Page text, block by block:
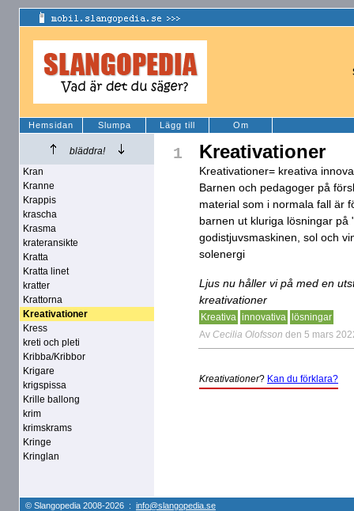
Hemsidan Slumpa Lägg till Om
bläddra!
Kran
Kranne
Krappis
krascha
Krasma
krateransikte
Kratta
Kratta linet
kratter
Krattorna
Kreativationer
Kress
kreti och pleti
Kribba/Kribbor
Krigare
krigspissa
Krille ballong
krim
krimskrams
Kringe
Kringlan
1 Kreativationer
Kreativationer= kreativa
Barnen och pedagoger på
material som i normala fall är
barnen ut kluriga lösningar
godistjuvsmaskinen, sol och
solenergi
Ljus nu håller vi på med en
kreativationer
Kreativa innovativa
lösningar
Av Cecilia Olofsson den 5 mars
Kreativationer? Kan du förklara?
© Slangopedia 2008-2026 : info@slangopedia.se